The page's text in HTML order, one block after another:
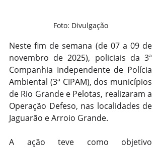
Foto: Divulgação
Neste fim de semana (de 07 a 09 de
novembro de 2025), policiais da 3ª
Companhia Independente de Polícia
Ambiental (3ª CIPAM), dos municípios
de Rio Grande e Pelotas, realizaram a
Operação Defeso, nas localidades de
Jaguarão e Arroio Grande.
A ação teve como objetivo